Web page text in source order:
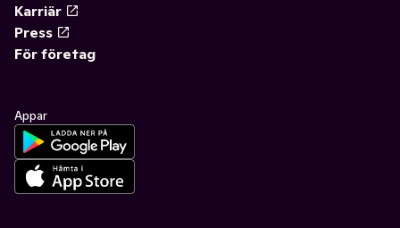
Karriär
Press
För företag
Appar